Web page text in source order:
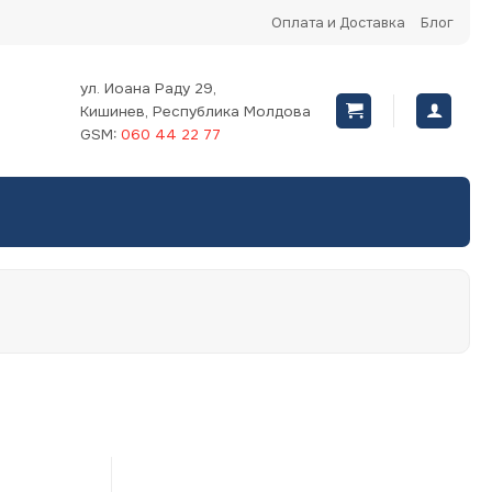
Оплата и Доставка Блог
ул. Иоана Раду 29,
Кишинев, Республика Молдова
GSM: 060 44 22 77